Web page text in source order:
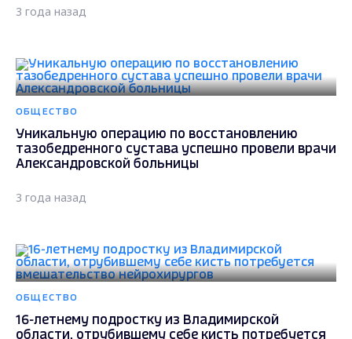
3 года назад
ОБЩЕСТВО
Уникальную операцию по восстановлению
тазобедренного сустава успешно провели врачи
Александровской больницы
3 года назад
ОБЩЕСТВО
16-летнему подростку из Владимирской
области, отрубившему себе кисть потребуется